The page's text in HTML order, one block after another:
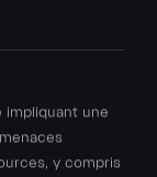
impliquant une
y compris